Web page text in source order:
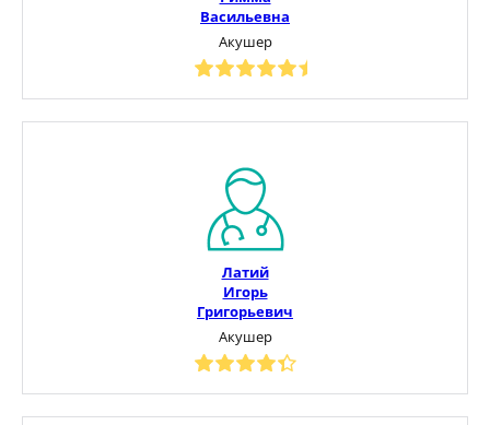
Васильевна
Акушер
Латий
Игорь
Григорьевич
Акушер